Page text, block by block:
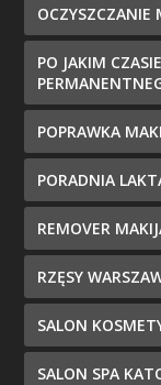
OCZYSZCZANIE
PO JAKIM
POPRAWKA
PORADNIA
REMOVER
RZĘSY
SALON
SALON SPA